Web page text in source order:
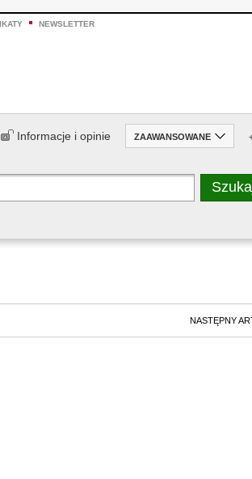
NEWSLETTER
Informacje i opinie ZAAWANSOWANE
NASTĘPNY